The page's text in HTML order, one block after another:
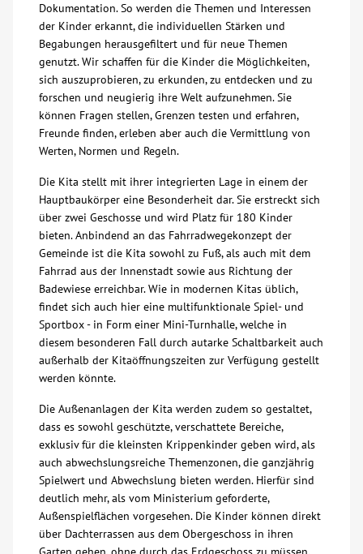
Dokumentation. So werden die Themen und Interessen
der Kinder erkannt, die individuellen Stärken und
Begabungen herausgefiltert und für neue Themen
genutzt. Wir schaffen für die Kinder die Möglichkeiten,
sich auszuprobieren, zu erkunden, zu entdecken und zu
forschen und neugierig ihre Welt aufzunehmen. Sie
können Fragen stellen, Grenzen testen und erfahren,
Freunde finden, erleben aber auch die Vermittlung von
Werten, Normen und Regeln.
Die Kita stellt mit ihrer integrierten Lage in einem der
Hauptbaukörper eine Besonderheit dar. Sie erstreckt sich
über zwei Geschosse und wird Platz für 180 Kinder
bieten. Anbindend an das Fahrradwegekonzept der
Gemeinde ist die Kita sowohl zu Fuß, als auch mit dem
Fahrrad aus der Innenstadt sowie aus Richtung der
Badewiese erreichbar. Wie in modernen Kitas üblich,
findet sich auch hier eine multifunktionale Spiel- und
Sportbox - in Form einer Mini-Turnhalle, welche in
diesem besonderen Fall durch autarke Schaltbarkeit auch
außerhalb der Kitaöffnungszeiten zur Verfügung gestellt
werden könnte.
Die Außenanlagen der Kita werden zudem so gestaltet,
dass es sowohl geschützte, verschattete Bereiche,
exklusiv für die kleinsten Krippenkinder geben wird, als
auch abwechslungsreiche Themenzonen, die ganzjährig
Spielwert und Abwechslung bieten werden. Hierfür sind
deutlich mehr, als vom Ministerium geforderte,
Außenspielflächen vorgesehen. Die Kinder können direkt
über Dachterrassen aus dem Obergeschoss in ihren